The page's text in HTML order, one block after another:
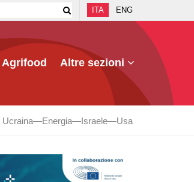
ITA ENG
Agrifood Altre sezioni
Ucraina Energia Israele Usa